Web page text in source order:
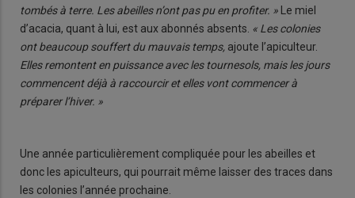
tombés à terre. Les abeilles n’ont pas pu en profiter. » Le miel
d’acacia, quant à lui, est aux abonnés absents. « Les colonies
ont beaucoup souffert du mauvais temps, ajoute l’apiculteur.
Elles remontent en puissance avec les tournesols, mais les jours
commencent déjà à raccourcir et elles vont commencer à
préparer l’hiver. »
Une année particulièrement compliquée pour les abeilles et
donc les apiculteurs, qui pourrait même laisser des traces dans
les colonies l’année prochaine.